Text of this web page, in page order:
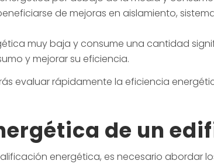
de mejoras en aislamiento,
muy baja y consume una cantidad
y mejorar su eficiencia.
evaluar rápidamente la eficiencia
de un
energética, es necesario abordar